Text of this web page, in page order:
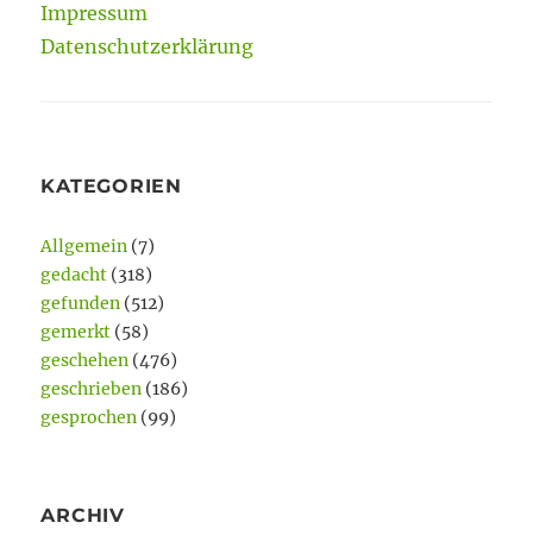
Impressum
Datenschutzerklärung
KATEGORIEN
Allgemein (7)
gedacht (318)
gefunden (512)
gemerkt (58)
geschehen (476)
geschrieben (186)
gesprochen (99)
ARCHIV